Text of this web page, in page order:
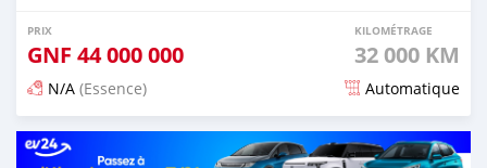
PRIX
GNF 44 000 000
KILOMÉTRAGE
32 000 KM
N/A (Essence) Automatique
Publié il y a 15 jours